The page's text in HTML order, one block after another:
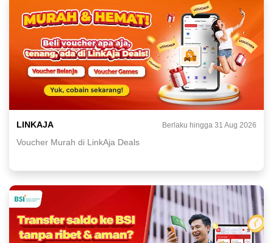
LINKAJA Berlaku hingga 31 Aug 2026
Voucher Murah di LinkAja Deals